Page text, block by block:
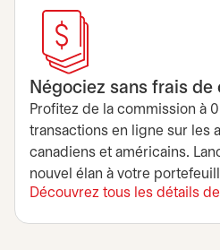
Négociez sans frais
Profitez de la commission à
transactions en ligne sur les
canadiens et américains.
nouvel élan à votre
Découvrez tous les détails